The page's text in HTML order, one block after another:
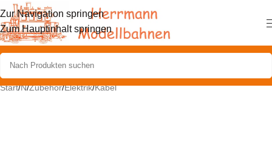
Zur Navigation springen
Zum Hauptinhalt springen
Start/N/Zubehör/Elektrik/Kabel